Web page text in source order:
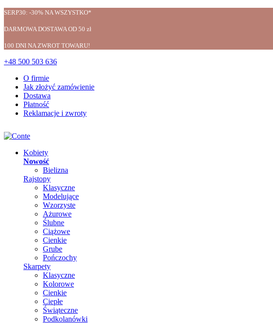
SERP30: -30% NA WSZYSTKO*
DARMOWA DOSTAWA OD 50 zł
100 DNI NA ZWROT TOWARU!
+48 500 503 636
O firmie
Jak złożyć zamówienie
Dostawa
Płatność
Reklamacje i zwroty
Kobiety
Nowość
Bielizna
Rajstopy
Klasyczne
Modelujące
Wzorzyste
Ażurowe
Ślubne
Ciążowe
Cienkie
Grube
Pończochy
Skarpety
Klasyczne
Kolorowe
Cienkie
Ciepłe
Świąteczne
Podkolanówki